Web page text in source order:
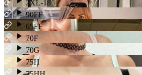
2XL-18
90FF
65FF
70F
70G
75H